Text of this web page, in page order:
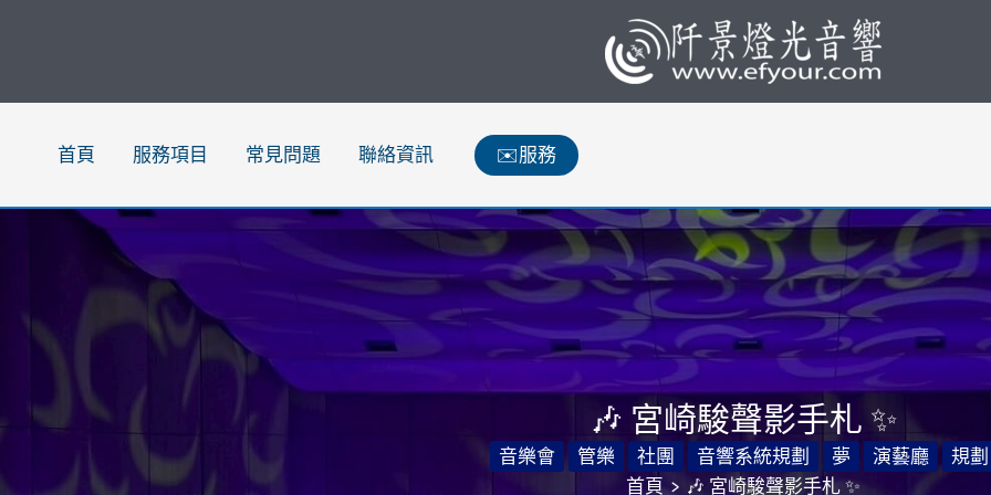
首頁 服務項目 常見問題 聯絡資訊 ✉️服務
🎶 宮崎駿聲影手札 ✨
音樂會 管樂 社團 音響系統規劃 夢 演藝廳
規劃
首頁
🎶 宮崎駿聲影手札 ✨